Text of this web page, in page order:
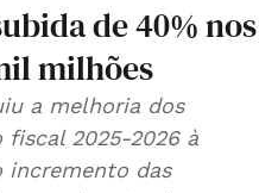
de 40% nos
milhões
a melhoria dos
2025-2026 à
incremento das